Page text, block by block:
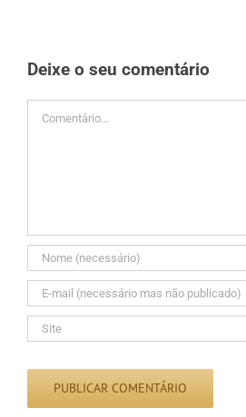
Deixe o seu comentário